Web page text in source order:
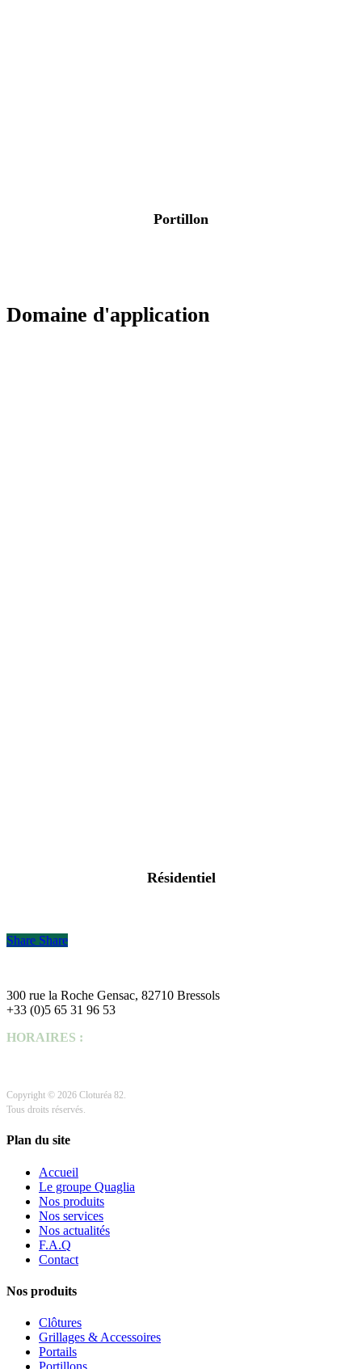
Portillon
Domaine d'application
Résidentiel
Share Share
300 rue la Roche Gensac, 82710 Bressols
+33 (0)5 65 31 96 53
HORAIRES :
Copyright © 2026 Cloturéa 82.
Tous droits réservés.
Plan du site
Accueil
Le groupe Quaglia
Nos produits
Nos services
Nos actualités
F.A.Q
Contact
Nos produits
Clôtures
Grillages & Accessoires
Portails